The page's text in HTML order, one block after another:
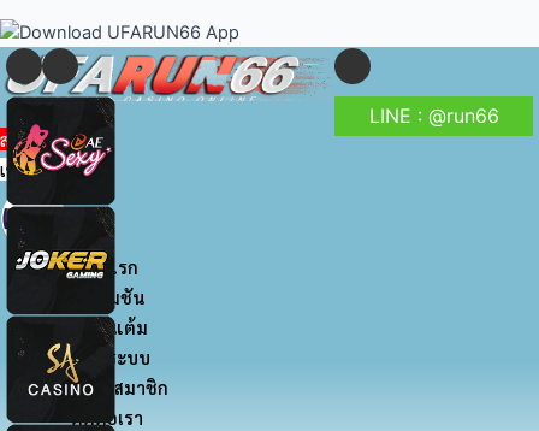
content
LINE : @run66
สมัครสมาชิก
เข้าสู่ระบบ
หน้าแรก
โปรโมชัน
สะสมแต้ม
เข้าสู่ระบบ
สมัครสมาชิก
ติดต่อเรา